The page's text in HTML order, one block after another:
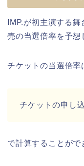
IMP.が初主演する
売の当選倍率を予想
チケットの当選倍率
チケットの申し
で計算することがで